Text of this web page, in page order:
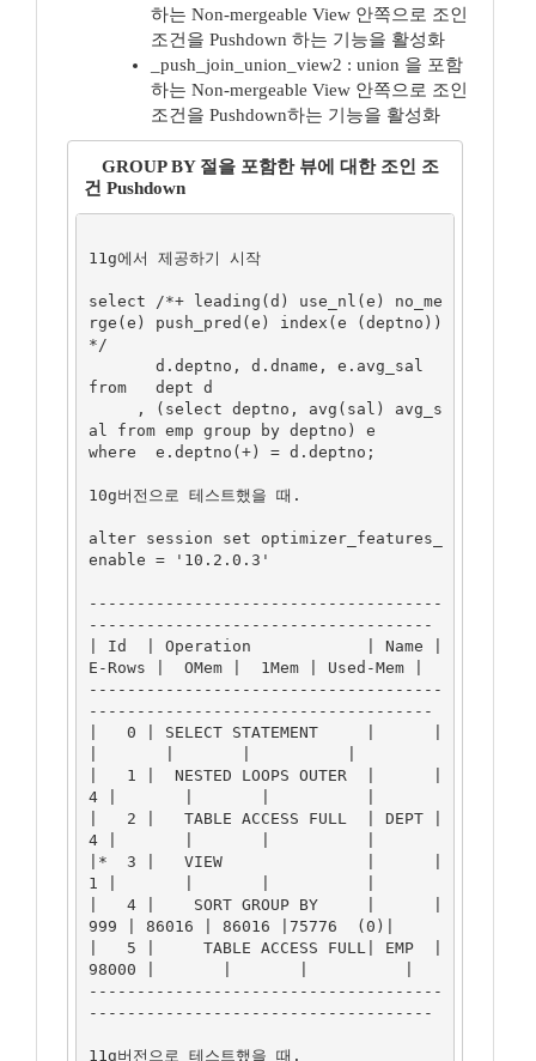
하는 Non-mergeable View 안쪽으로 조인
조건을 Pushdown 하는 기능을 활성화
_push_join_union_view2 : union 을 포함
하는 Non-mergeable View 안쪽으로 조인
조건을 Pushdown하는 기능을 활성화
GROUP BY 절을 포함한 뷰에 대한 조인 조
건 Pushdown
11g에서 제공하기 시작
select /*+ leading(d) use_nl(e) no_me
rge(e) push_pred(e) index(e (deptno))
*/
from   dept d
al from emp group by deptno) e
where  e.deptno(+) = d.deptno;
10g버전으로 테스트했을 때.
alter session set optimizer_features_
enable = '10.2.0.3'
-------------------------------------
------------------------------------
| Id  | Operation            | Name |
E-Rows |  OMem |  1Mem | Used-Mem |
-------------------------------------
------------------------------------
|   0 | SELECT STATEMENT     |      |
|   1 |  NESTED LOOPS OUTER  |      |
4 |       |       |          |
|   2 |   TABLE ACCESS FULL  | DEPT |
4 |       |       |          |
|*  3 |   VIEW               |      |
1 |       |       |          |
|   4 |    SORT GROUP BY     |      |
999 | 86016 | 86016 |75776  (0)|
|   5 |     TABLE ACCESS FULL| EMP  |
98000 |       |       |          |
-------------------------------------
------------------------------------
11g버전으로 테스트했을 때.